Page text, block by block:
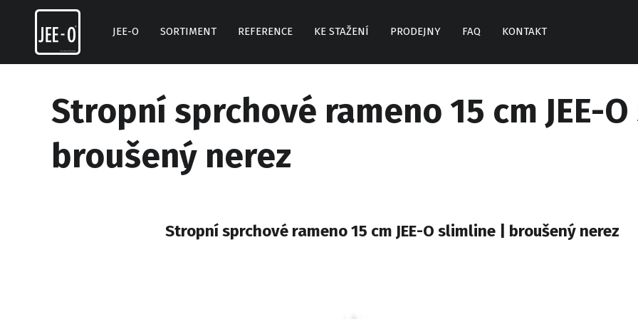
JEE-O SORTIMENT REFERENCE KE STAŽENÍ PRODEJNY FAQ KONTAKT
Stropní sprchové rameno 15 cm JEE-O
broušený nerez
Stropní sprchové rameno 15 cm JEE-O slimline | broušený nerez